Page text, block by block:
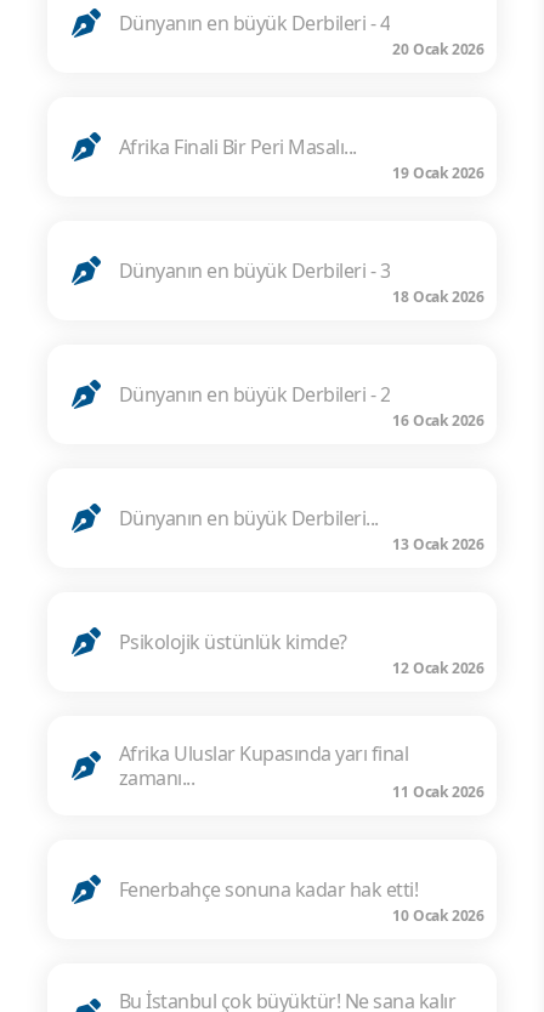
Dünyanın en büyük Derbileri - 4
20 Ocak 2026
Afrika Finali Bir Peri Masalı...
19 Ocak 2026
Dünyanın en büyük Derbileri - 3
18 Ocak 2026
Dünyanın en büyük Derbileri - 2
16 Ocak 2026
Dünyanın en büyük Derbileri...
13 Ocak 2026
Psikolojik üstünlük kimde?
12 Ocak 2026
Afrika Uluslar Kupasında yarı final
zamanı...
11 Ocak 2026
Fenerbahçe sonuna kadar hak etti!
10 Ocak 2026
Bu İstanbul çok büyüktür! Ne sana kalır